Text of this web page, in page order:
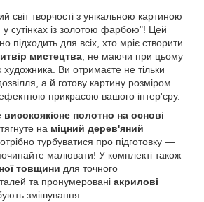
світ творчості з унікальною картиною
сутінках із золотою фарбою"! Цей
підходить для всіх, хто мріє створити
мистецтва, не маючи при цьому
Ви отримаєте не тільки
а й готову картину розміром
прикрасою вашого інтер'єру.
високоякісне полотно на основі
на міцний дерев'яний
турбуватися про підготовку —
малювати! У комплекті також
товщини для точного
та пронумеровані акрилові
змішування.